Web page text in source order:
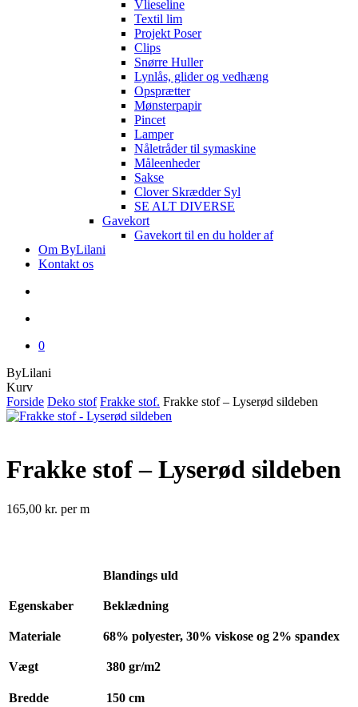
Vlieseline
Textil lim
Projekt Poser
Clips
Snørre Huller
Lynlås, glider og vedhæng
Opsprætter
Mønsterpapir
Pincet
Lamper
Nåletråder til symaskine
Måleenheder
Sakse
Clover Skrædder Syl
SE ALT DIVERSE
Gavekort
Gavekort til en du holder af
Om ByLilani
Kontakt os
0
ByLilani
KurvClose
Cart
Forside Deko stof Frakke stof. Frakke stof – Lyserød sildeben
Frakke stof – Lyserød sildeben
165,00 kr. per m
Blandings uld
Egenskaber Beklædning
Materiale 68% polyester, 30% viskose og 2% spandex
Vægt 380 gr/m2
Bredde 150 cm